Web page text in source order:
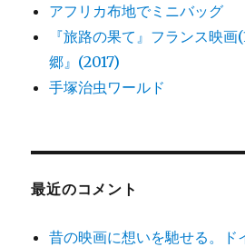
アフリカ布地でミニバッグ
『旅路の果て』フランス映
郷』(2017)
手塚治虫ワールド
最近のコメント
昔の映画に想いを馳せる。ド